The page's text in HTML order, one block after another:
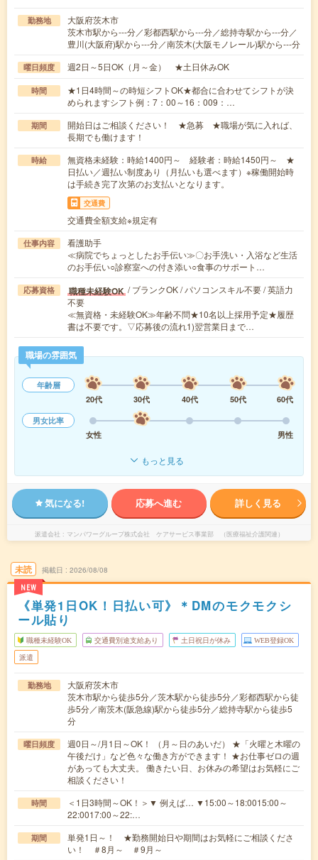
勤務地
大阪府茨木市
茨木市駅から---分／彩都西駅から---分／総持寺駅から---分／
豊川(大阪府)駅から---分／南茨木(大阪モノレール)駅から---分
曜日頻度 週2日～5日OK（月～金） ★土日休みOK
時間
★1日4時間～の時短シフトOK★都合に合わせてシフトが決
められますシフト例：7：00～16：009：…
期間
開始日はご相談ください！ ★急募 ★職場が気に入れば、
長期でも働けます！
時給
無資格未経験：時給1400円～ 経験者：時給1450円～ ★
日払い／週払い制度あり（月払いも選べます）※稼働開始時
は手続き完了次第のお支払いとなります。
交通費
交通費全額支給※規定有
仕事内容
看護助手
≪病院でちょっとしたお手伝い≫〇お手洗い・入浴など生活
のお手伝い○診察室への付き添い○食事のサポート…
応募資格 職種未経験OK / ブランクOK / パソコンスキル不要 / 英語力
不要
≪無資格・未経験OK≫年齢不問★10名以上採用予定★履歴
書は不要です。▽応募後の流れ1)翌営業日まで…
職場の雰囲気
年齢層
20代
30代 40代 50代
60代
男女比率
女性
男性
もっと見る
気になる! 応募へ進む 詳しく見る
派遣会社 マンパワーグループ株式会社 ケアサービス事業部 （医療福祉介護関連）
未読
NEW
掲載日 2026/08/08
《単発1日OK！日払い可》＊DMのモクモクシ
ール貼り
職種未経験OK 交通費別途支給あり 土日祝日が休み WEB登録OK
派遣
勤務地
大阪府茨木市
茨木市駅から徒歩5分／茨木駅から徒歩5分／彩都西駅から徒
歩5分／南茨木(阪急線)駅から徒歩5分／総持寺駅から徒歩5
分
曜日頻度
週0日～/月1日～OK！ （月～日のあいだ） ★「火曜と木曜の
午後だけ」など色々な働き方ができます！ ★お仕事ゼロの週
があっても大丈夫。 働きたい日、お休みの希望はお気軽にご
相談ください！
時間
＜1日3時間～OK！＞▼ 例えば… ▼15:00～18:0015:00～
22:0017:00～22:…
期間
単発1日～！ ★勤務開始日や期間はお気軽にご相談くださ
い！ ＃8月～ ＃9月～